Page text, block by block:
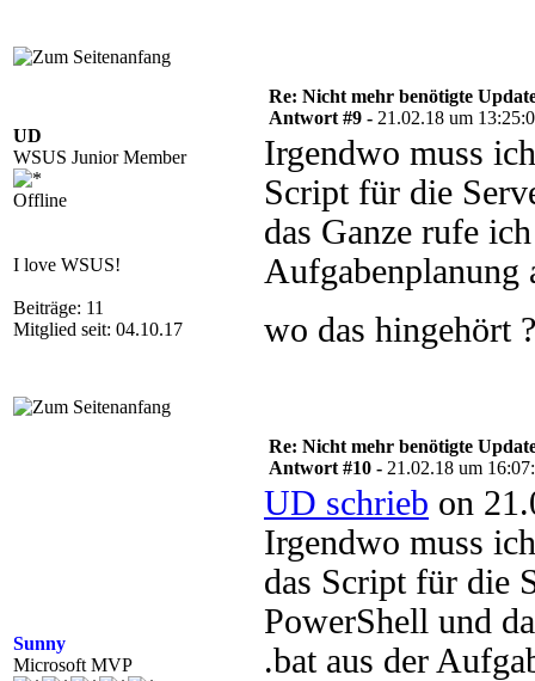
UD
WSUS Junior Member
Offline
I love WSUS!
Beiträge: 11
Mitglied seit: 04.10.17
Re: Nicht mehr benötigte
Antwort #9 - 21.02.18 um
Irgendwo muss
Script für die
das Ganze rufe
Aufgabenplanung
wo das hingehört
Sunny
Microsoft MVP
Re: Nicht mehr benötigte
Antwort #10 - 21.02.18 um
UD schrieb on
Irgendwo muss
das Script für die
PowerShell und
.bat aus der